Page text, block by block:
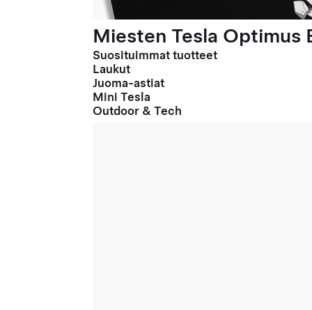
Miesten Tesla
Suosituimmat tuotteet
Laukut
Juoma-astiat
Mini Tesla
Outdoor & Tech